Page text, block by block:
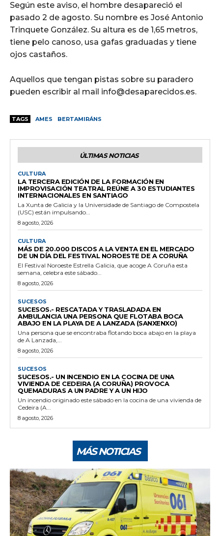
Según este aviso, el hombre desapareció el
pasado 2 de agosto. Su nombre es José Antonio
Trinquete González. Su altura es de 1,65 metros,
tiene pelo canoso, usa gafas graduadas y tiene
ojos castaños.
Aquellos que tengan pistas sobre su paradero
pueden escribir al mail info@desaparecidos.es.
TAGS AMES BERTAMIRÁNS
ÚLTIMAS NOTICIAS
CULTURA
LA TERCERA EDICIÓN DE LA FORMACIÓN EN
IMPROVISACIÓN TEATRAL REÚNE A 30 ESTUDIANTES
INTERNACIONALES EN SANTIAGO
La Xunta de Galicia y la Universidade de Santiago de Compostela
(USC) están impulsando...
8 agosto, 2026
CULTURA
MÁS DE 20.000 DISCOS A LA VENTA EN EL MERCADO
DE UN DÍA DEL FESTIVAL NOROESTE DE A CORUÑA
El Festival Noroeste Estrella Galicia, que acoge A Coruña esta
semana, celebra este sábado...
8 agosto, 2026
SUCESOS
SUCESOS.- RESCATADA Y TRASLADADA EN
AMBULANCIA UNA PERSONA QUE FLOTABA BOCA
ABAJO EN LA PLAYA DE A LANZADA (SANXENXO)
Una persona que se encontraba flotando boca abajo en la playa
de A Lanzada,...
8 agosto, 2026
SUCESOS
SUCESOS.- UN INCENDIO EN LA COCINA DE UNA
VIVIENDA DE CEDEIRA (A CORUÑA) PROVOCA
QUEMADURAS A UN PADRE Y A UN HIJO
Un incendio originado este sábado en la cocina de una vivienda de
Cedeira (A...
8 agosto, 2026
MÁS NOTICIAS